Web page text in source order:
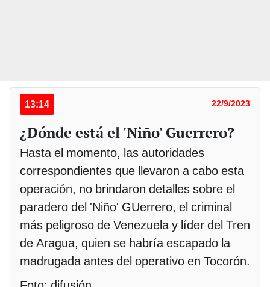
13:14 22/9/2023
¿Dónde está el 'Niño' Guerrero?
Hasta el momento, las autoridades
correspondientes que llevaron a cabo esta
operación, no brindaron detalles sobre el
paradero del 'Niño' GUerrero, el criminal
más peligroso de Venezuela y líder del Tren
de Aragua, quien se habría escapado la
madrugada antes del operativo en Tocorón.